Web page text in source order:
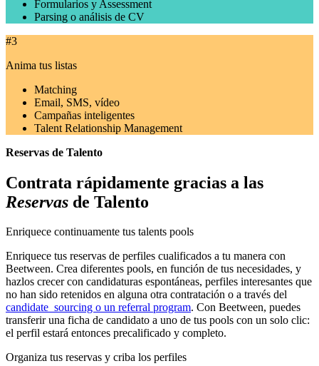
Formularios y Assessment
Parsing o análisis de CV
#3
Anima tus listas
Matching
Email, SMS, vídeo
Campañas inteligentes
Talent Relationship Management
Reservas de Talento
Contrata rápidamente gracias a las
Reservas de Talento
Enriquece continuamente tus talents pools
Enriquece tus reservas de perfiles cualificados a tu manera con
Beetween. Crea diferentes pools, en función de tus necesidades, y
hazlos crecer con candidaturas espontáneas, perfiles interesantes que
no han sido retenidos en alguna otra contratación o a través del
candidate sourcing o un referral program. Con Beetween, puedes
transferir una ficha de candidato a uno de tus pools con un solo clic:
el perfil estará entonces precalificado y completo.
Organiza tus reservas y criba los perfiles